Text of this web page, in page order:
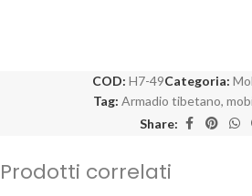
COD: H7-49Categoria:
Tag: Armadio tibetano,
Share:
Prodotti correlati